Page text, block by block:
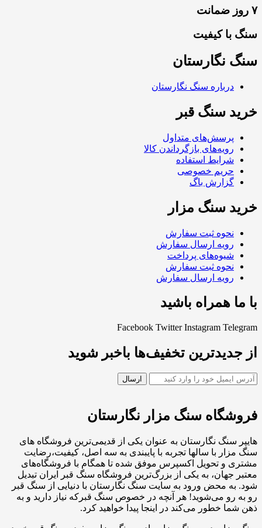
۷ روز ضمانت
سنگ با کیفیت
سنگ نگارستان
درباره سنگ نگارستان
خرید سنگ قبر
پرسش‌های متداول
رویه‌های بازگرداندن کالا
شرایط استفاده
حریم خصوصی
گزارش باگ
خرید سنگ مزار
نحوه ثبت سفارش
رویه ارسال سفارش
شیوه‌های پرداخت
نحوه ثبت سفارش
رویه ارسال سفارش
با ما همراه باشید
Facebook Twitter Instagram Telegram
از جدیدترین تخفیف‌ها باخبر شوید
فروشگاه سنگ مزار نگارستان
هایپر سنگ نگارستان به عنوان یکی از قدیمی‌ترین فروشگاه های
سنگ مزار با سالها تجربه با پایبندی به سه اصل، کیفیت،رضایت
مشتری و تحویل اکسپرس موفق شده تا همگام با فروشگاه‌های
معتبر جهان، به یکی از بزرگ‌ترین فروشگاه سنگ قبر ایران تبدیل
شود. به محض ورود به سایت سنگ نگارستان با دنیایی از سنگ قبر
رو به رو می‌شوید! هر آنچه در خصوص سنگ قبرکه نیاز دارید و به
ذهن شما خطور می‌کند در اینجا پیدا خواهید کرد.